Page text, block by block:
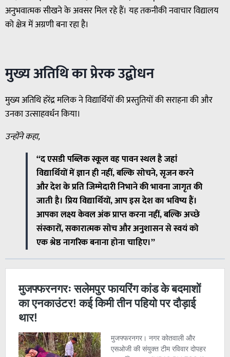
अनुभवात्मक सीखने के अवसर मिल रहे हैं। यह तकनीकी नवाचार विद्यालय
को क्षेत्र में अग्रणी बना रहा है।
मुख्य अतिथि का प्रेरक उद्बोधन
मुख्य अतिथि हरेंद्र मलिक ने विद्यार्थियों की प्रस्तुतियों की सराहना की और
उनका उत्साहवर्धन किया।
उन्होंने कहा,
“द एसडी पब्लिक स्कूल वह पावन स्थल है जहां
विद्यार्थियों में ज्ञान ही नहीं, बल्कि सोचने, सृजन करने
और देश के प्रति जिम्मेदारी निभाने की भावना जागृत की
जाती है। प्रिय विद्यार्थियों, आप इस देश का भविष्य हैं।
आपका लक्ष्य केवल अंक प्राप्त करना नहीं, बल्कि अच्छे
संस्कारों, सकारात्मक सोच और अनुशासन से स्वयं को
एक श्रेष्ठ नागरिक बनाना होना चाहिए।”